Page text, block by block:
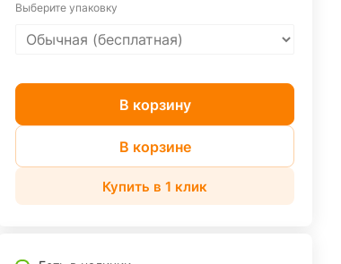
Выберите упаковку
В корзину
В корзине
Купить в 1 клик